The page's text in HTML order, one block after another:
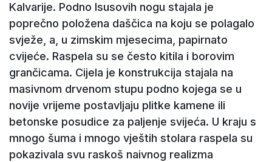
Kalvarije. Podno Isusovih nogu stajala je
poprečno položena daščica na koju se polagalo
svježe, a, u zimskim mjesecima, papirnato
cvijeće. Raspela su se često kitila i borovim
grančicama. Cijela je konstrukcija stajala na
masivnom drvenom stupu podno kojega se u
novije vrijeme postavljaju plitke kamene ili
betonske posudice za paljenje svijeća. U kraju s
mnogo šuma i mnogo vještih stolara raspela su
pokazivala svu raskoš naivnog realizma